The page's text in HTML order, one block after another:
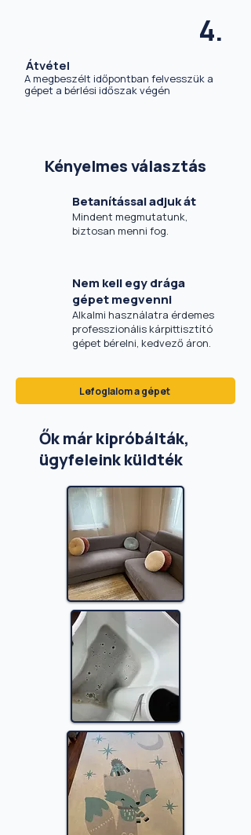
4.
Átvétel
A megbeszélt időpontban felvesszük a
gépet a bérlési időszak végén
Kényelmes választás
Betanítással adjuk át
Mindent megmutatunk,
biztosan menni fog.
Nem kell egy drága
gépet megvenni
Alkalmi használatra érdemes
professzionális kárpittisztító
gépet bérelni, kedvező áron.
Lefoglalom a gépet
Ők már kipróbálták,
ügyfeleink küldték